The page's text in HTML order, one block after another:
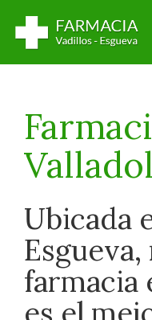
Ubicada
farmacia